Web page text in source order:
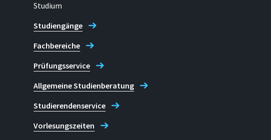
Studium
Studiengänge
Fachbereiche
Prüfungsservice
Allgemeine Studienberatung
Studierendenservice
Vorlesungszeiten